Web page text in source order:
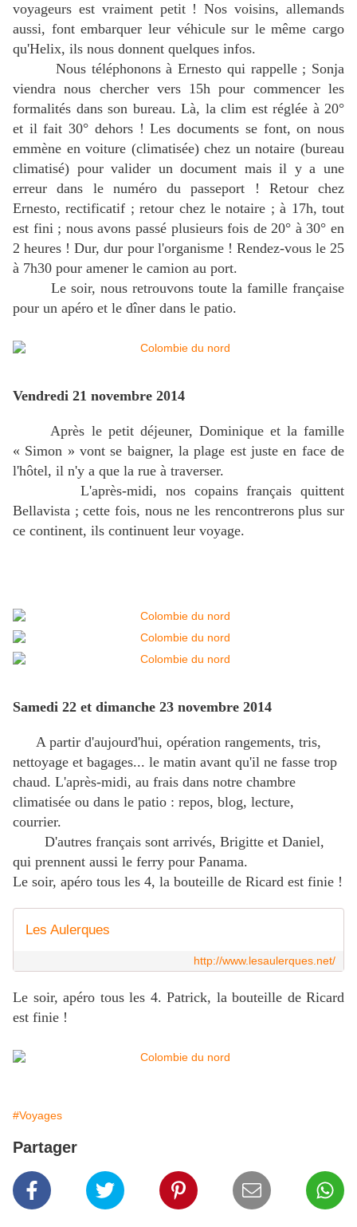
voyageurs est vraiment petit ! Nos voisins, allemands
aussi, font embarquer leur véhicule sur le même cargo
qu'Helix, ils nous donnent quelques infos.
Nous téléphonons à Ernesto qui rappelle ; Sonja
viendra nous chercher vers 15h pour commencer les
formalités dans son bureau. Là, la clim est réglée à 20°
et il fait 30° dehors ! Les documents se font, on nous
emmène en voiture (climatisée) chez un notaire (bureau
climatisé) pour valider un document mais il y a une
erreur dans le numéro du passeport ! Retour chez
Ernesto, rectificatif ; retour chez le notaire ; à 17h, tout
est fini ; nous avons passé plusieurs fois de 20° à 30° en
2 heures ! Dur, dur pour l'organisme ! Rendez-vous le 25
à 7h30 pour amener le camion au port.
Le soir, nous retrouvons toute la famille française
pour un apéro et le dîner dans le patio.
Vendredi 21 novembre 2014
Après le petit déjeuner, Dominique et la famille
« Simon » vont se baigner, la plage est juste en face de
l'hôtel, il n'y a que la rue à traverser.
L'après-midi, nos copains français quittent
Bellavista ; cette fois, nous ne les rencontrerons plus sur
ce continent, ils continuent leur voyage.
Samedi 22 et dimanche 23 novembre 2014
A partir d'aujourd'hui, opération rangements, tris,
nettoyage et bagages... le matin avant qu'il ne fasse trop
chaud. L'après-midi, au frais dans notre chambre
climatisée ou dans le patio : repos, blog, lecture,
courrier.
D'autres français sont arrivés, Brigitte et Daniel,
qui prennent aussi le ferry pour Panama.
Le soir, apéro tous les 4, la bouteille de Ricard est finie !
Les Aulerques
http://www.lesaulerques.net/
Le soir, apéro tous les 4. Patrick, la bouteille de Ricard
est finie !
#Voyages
Partager